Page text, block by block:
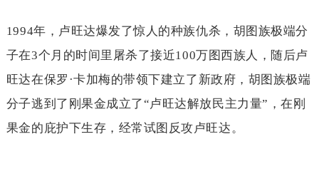
1994年，卢旺达爆发了惊人的种族仇杀，胡图族极端分
子在3个月的时间里屠杀了接近100万图西族人，随后卢
旺达在保罗 ·卡加梅的带领下建立了新政府，胡图族极端
分子逃到了刚果金成立了“卢旺达解放民主力量”，在刚
果金的庇护下生存，经常试图反攻卢旺达。